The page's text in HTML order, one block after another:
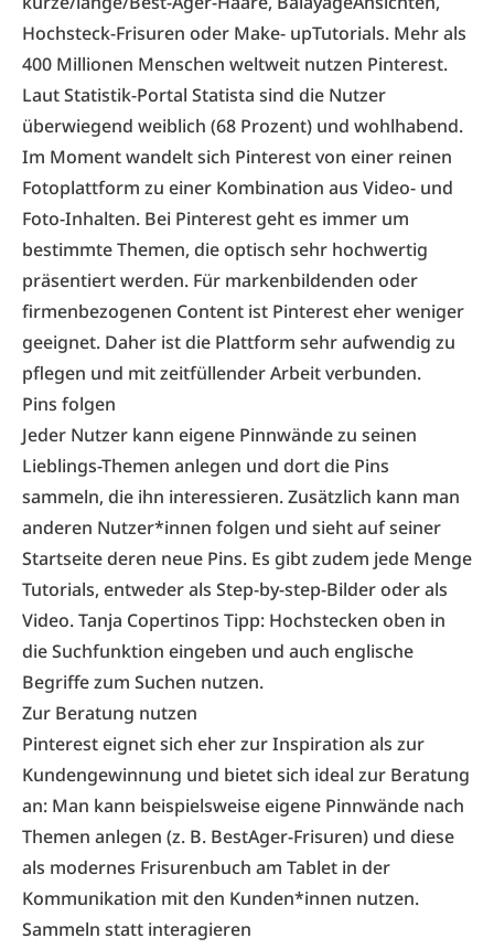
Hochsteck-Frisuren oder Make- upTutorials. Mehr als
400 Millionen Menschen weltweit nutzen Pinterest.
Laut Statistik-Portal Statista sind die Nutzer
überwiegend weiblich (68 Prozent) und wohlhabend.
Im Moment wandelt sich Pinterest von einer reinen
Fotoplattform zu einer Kombination aus Video- und
Foto-Inhalten. Bei Pinterest geht es immer um
bestimmte Themen, die optisch sehr hochwertig
präsentiert werden. Für markenbildenden oder
firmenbezogenen Content ist Pinterest eher weniger
geeignet. Daher ist die Plattform sehr aufwendig zu
pflegen und mit zeitfüllender Arbeit verbunden.
Pins folgen
Jeder Nutzer kann eigene Pinnwände zu seinen
Lieblings-Themen anlegen und dort die Pins
sammeln, die ihn interessieren. Zusätzlich kann man
anderen Nutzer*innen folgen und sieht auf seiner
Startseite deren neue Pins. Es gibt zudem jede Menge
Tutorials, entweder als Step-by-step-Bilder oder als
Video. Tanja Copertinos Tipp: Hochstecken oben in
die Suchfunktion eingeben und auch englische
Begriffe zum Suchen nutzen.
Zur Beratung nutzen
Pinterest eignet sich eher zur Inspiration als zur
Kundengewinnung und bietet sich ideal zur Beratung
an: Man kann beispielsweise eigene Pinnwände nach
Themen anlegen (z. B. BestAger-Frisuren) und diese
als modernes Frisurenbuch am Tablet in der
Kommunikation mit den Kunden*innen nutzen.
Sammeln statt interagieren